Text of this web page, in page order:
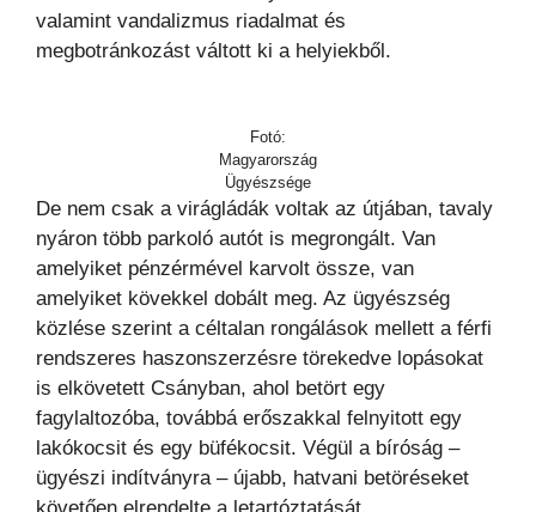
valamint vandalizmus riadalmat és
megbotránkozást váltott ki a helyiekből.
Fotó:
Magyarország
Ügyészsége
De nem csak a virágládák voltak az útjában, tavaly
nyáron több parkoló autót is megrongált. Van
amelyiket pénzérmével karvolt össze, van
amelyiket kövekkel dobált meg. Az ügyészség
közlése szerint a céltalan rongálások mellett a férfi
rendszeres haszonszerzésre törekedve lopásokat
is elkövetett Csányban, ahol betört egy
fagylaltozóba, továbbá erőszakkal felnyitott egy
lakókocsit és egy büfékocsit. Végül a bíróság –
ügyészi indítványra – újabb, hatvani betöréseket